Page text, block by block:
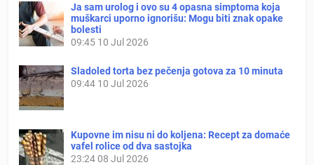
Ja sam urolog i ovo su 4 opasna simptoma koja
muškarci uporno ignorišu: Mogu biti znak opake
bolesti
09:45 10 Jul 2026
Sladoled torta bez pečenja gotova za 10 minuta
09:44 10 Jul 2026
Kupovne im nisu ni do koljena: Recept za domaće
vafel rolice od dva sastojka
23:2408 Jul 2026